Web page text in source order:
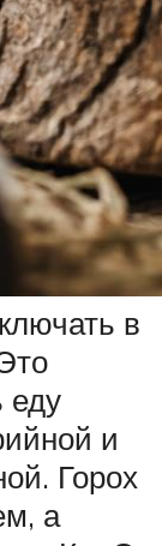
в
еду
и
Горох
а